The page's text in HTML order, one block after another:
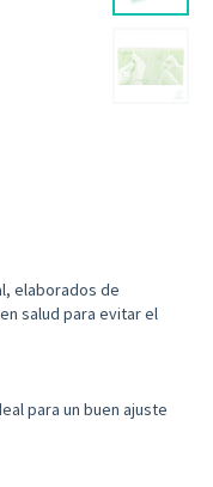
elaborados de
salud para evitar el
para un buen ajuste